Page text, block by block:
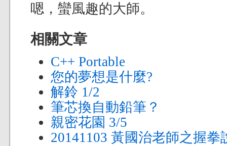
嗯，蠻風趣的大師。
相關文章
C++ Portable
您的夢想是什麼?
解鈴 1/2
筆芯換自動鉛筆？
親密花園 3/5
20141103 黃國治老師之握拳